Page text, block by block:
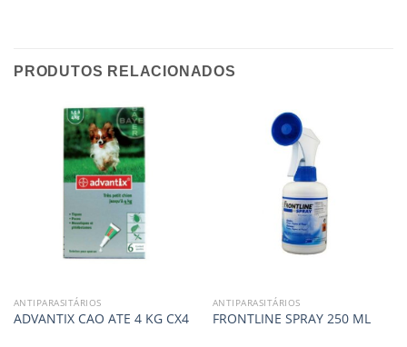
PRODUTOS RELACIONADOS
ANTIPARASITÁRIOS
ADVANTIX CAO ATE 4 KG CX4
ANTIPARASITÁRIOS
FRONTLINE SPRAY 250 ML